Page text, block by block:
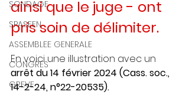
SONDAGE
SPASEEN
ASSEMBLEE GENERALE
CONGRES
GREVE
ainsi que le juge - ont
pris soin de délimiter.
En voici une illustration avec un
arrêt du 14 février 2024 (Cass. soc.,
14-2-24, n°22-20535).